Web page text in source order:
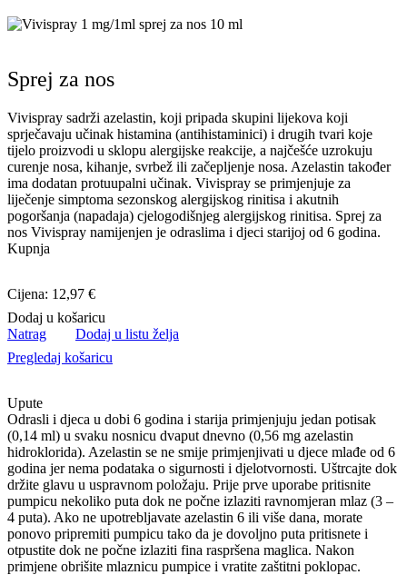
Sprej za nos
Vivispray sadrži azelastin, koji pripada skupini lijekova koji
sprječavaju učinak histamina (antihistaminici) i drugih tvari koje
tijelo proizvodi u sklopu alergijske reakcije, a najčešće uzrokuju
curenje nosa, kihanje, svrbež ili začepljenje nosa. Azelastin također
ima dodatan protuupalni učinak. Vivispray se primjenjuje za
liječenje simptoma sezonskog alergijskog rinitisa i akutnih
pogoršanja (napadaja) cjelogodišnjeg alergijskog rinitisa. Sprej za
nos Vivispray namijenjen je odraslima i djeci starijoj od 6 godina.
Kupnja
Cijena: 12,97 €
Dodaj u košaricu
Natrag
Dodaj u listu želja
Pregledaj košaricu
Upute
Odrasli i djeca u dobi 6 godina i starija primjenjuju jedan potisak
(0,14 ml) u svaku nosnicu dvaput dnevno (0,56 mg azelastin
hidroklorida). Azelastin se ne smije primjenjivati u djece mlađe od 6
godina jer nema podataka o sigurnosti i djelotvornosti. Uštrcajte dok
držite glavu u uspravnom položaju. Prije prve uporabe pritisnite
pumpicu nekoliko puta dok ne počne izlaziti ravnomjeran mlaz (3 –
4 puta). Ako ne upotrebljavate azelastin 6 ili više dana, morate
ponovo pripremiti pumpicu tako da je dovoljno puta pritisnete i
otpustite dok ne počne izlaziti fina raspršena maglica. Nakon
primjene obrišite mlaznicu pumpice i vratite zaštitni poklopac.